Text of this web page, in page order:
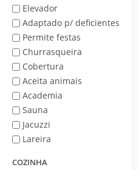
Elevador
Adaptado p/ deficientes
Permite festas
Churrasqueira
Cobertura
Aceita animais
Academia
Sauna
Jacuzzi
Lareira
COZINHA